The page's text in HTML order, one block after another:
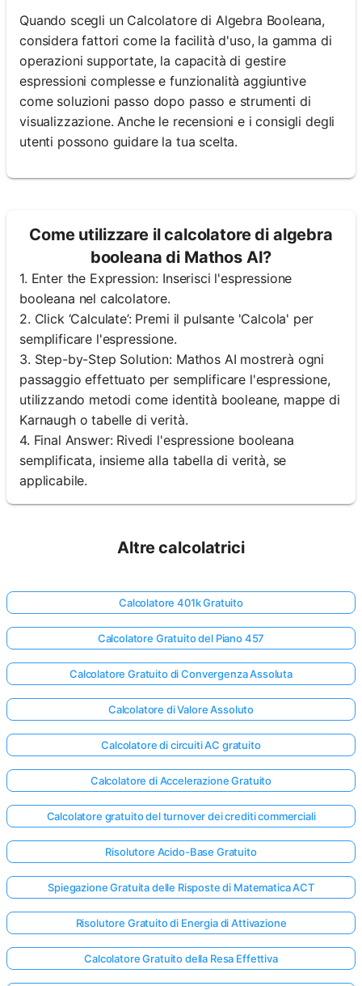
Quando scegli un Calcolatore di Algebra Booleana,
considera fattori come la facilità d'uso, la gamma di
operazioni supportate, la capacità di gestire
espressioni complesse e funzionalità aggiuntive
come soluzioni passo dopo passo e strumenti di
visualizzazione. Anche le recensioni e i consigli degli
utenti possono guidare la tua scelta.
Come utilizzare il calcolatore di algebra
booleana di Mathos AI?
1. Enter the Expression: Inserisci l'espressione
booleana nel calcolatore.
2. Click ‘Calculate’: Premi il pulsante 'Calcola' per
semplificare l'espressione.
3. Step-by-Step Solution: Mathos AI mostrerà ogni
passaggio effettuato per semplificare l'espressione,
utilizzando metodi come identità booleane, mappe di
Karnaugh o tabelle di verità.
4. Final Answer: Rivedi l'espressione booleana
semplificata, insieme alla tabella di verità, se
applicabile.
Altre calcolatrici
Calcolatore 401k Gratuito
Calcolatore Gratuito del Piano 457
Calcolatore Gratuito di Convergenza Assoluta
Calcolatore di Valore Assoluto
Calcolatore di circuiti AC gratuito
Calcolatore di Accelerazione Gratuito
Calcolatore gratuito del turnover dei crediti commerciali
Risolutore Acido-Base Gratuito
Spiegazione Gratuita delle Risposte di Matematica ACT
Risolutore Gratuito di Energia di Attivazione
Calcolatore Gratuito della Resa Effettiva